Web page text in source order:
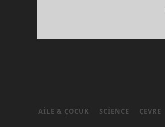
AILE & ÇOCUK SCIENCE ÇEVRE